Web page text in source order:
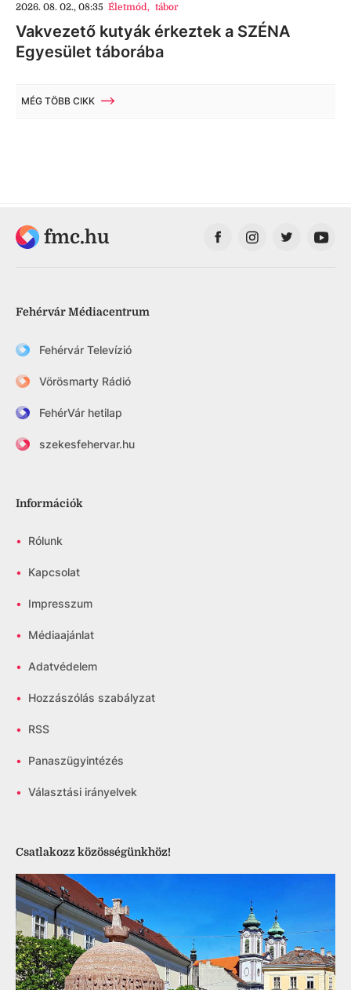
2026. 08. 02., 08:35 Életmód, tábor
Vakvezető kutyák érkeztek a SZÉNA
Egyesület táborába
MÉG TÖBB CIKK
fmc.hu
Fehérvár Médiacentrum
Fehérvár Televízió
Vörösmarty Rádió
FehérVár hetilap
szekesfehervar.hu
Információk
• Rólunk
• Kapcsolat
• Impresszum
• Médiaajánlat
• Adatvédelem
• Hozzászólás szabályzat
• RSS
• Panaszügyintézés
• Választási irányelvek
Csatlakozz közösségünkhöz!